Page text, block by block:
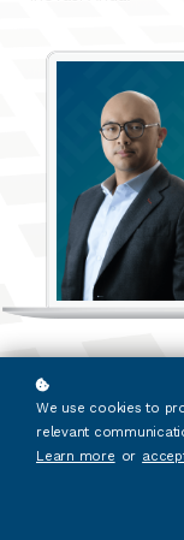
We use cookies to
relevant
Learn more or